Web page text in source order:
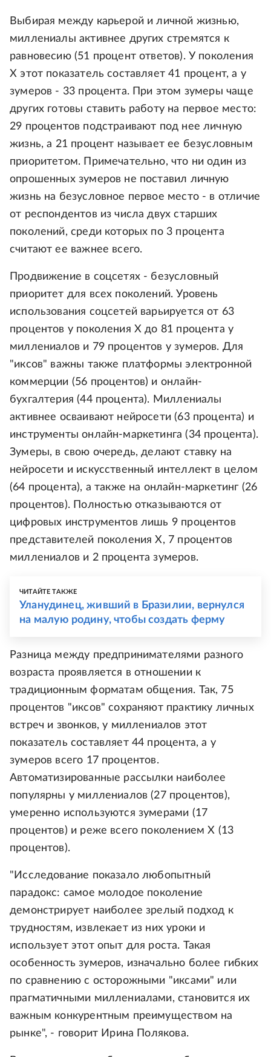
Выбирая между карьерой и личной жизнью,
миллениалы активнее других стремятся к
равновесию (51 процент ответов). У поколения
Х этот показатель составляет 41 процент, а у
зумеров - 33 процента. При этом зумеры чаще
других готовы ставить работу на первое место:
29 процентов подстраивают под нее личную
жизнь, а 21 процент называет ее безусловным
приоритетом. Примечательно, что ни один из
опрошенных зумеров не поставил личную
жизнь на безусловное первое место - в отличие
от респондентов из числа двух старших
поколений, среди которых по 3 процента
считают ее важнее всего.
Продвижение в соцсетях - безусловный
приоритет для всех поколений. Уровень
использования соцсетей варьируется от 63
процентов у поколения Х до 81 процента у
миллениалов и 79 процентов у зумеров. Для
"иксов" важны также платформы электронной
коммерции (56 процентов) и онлайн-
бухгалтерия (44 процента). Миллениалы
активнее осваивают нейросети (63 процента) и
инструменты онлайн-маркетинга (34 процента).
Зумеры, в свою очередь, делают ставку на
нейросети и искусственный интеллект в целом
(64 процента), а также на онлайн-маркетинг (26
процентов). Полностью отказываются от
цифровых инструментов лишь 9 процентов
представителей поколения Х, 7 процентов
миллениалов и 2 процента зумеров.
ЧИТАЙТЕ ТАКЖЕ
Уланудинец, живший в Бразилии, вернулся
на малую родину, чтобы создать ферму
Разница между предпринимателями разного
возраста проявляется в отношении к
традиционным форматам общения. Так, 75
процентов "иксов" сохраняют практику личных
встреч и звонков, у миллениалов этот
показатель составляет 44 процента, а у
зумеров всего 17 процентов.
Автоматизированные рассылки наиболее
популярны у миллениалов (27 процентов),
умеренно используются зумерами (17
процентов) и реже всего поколением Х (13
процентов).
"Исследование показало любопытный
парадокс: самое молодое поколение
демонстрирует наиболее зрелый подход к
трудностям, извлекает из них уроки и
использует этот опыт для роста. Такая
особенность зумеров, изначально более гибких
по сравнению с осторожными "иксами" или
прагматичными миллениалами, становится их
важным конкурентным преимуществом на
рынке", - говорит Ирина Полякова.